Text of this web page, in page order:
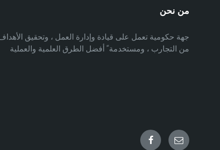
من نحن
جهة حكومية تعمل على قيادة وإدارة العمل ، وتحقيق
من التجارب ، ومستخدمة ً أفضل الطرق العلمية والعملية
Email
Facebook